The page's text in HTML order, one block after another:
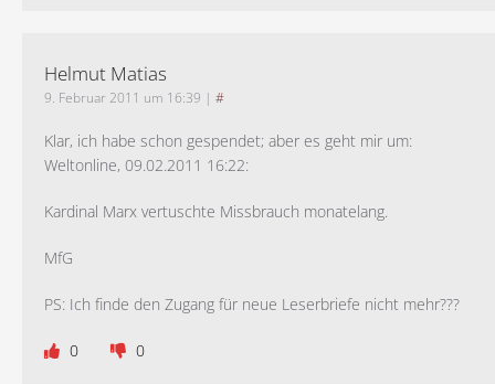
Helmut Matias
9. Februar 2011 um 16:39 | #
Klar, ich habe schon gespendet; aber es geht mir um:
Weltonline, 09.02.2011 16:22:
Kardinal Marx vertuschte Missbrauch monatelang.
MfG
PS: Ich finde den Zugang für neue Leserbriefe nicht mehr???
0 0